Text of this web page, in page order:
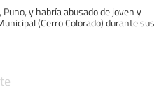
y habría abusado de joven y
(Cerro Colorado) durante sus